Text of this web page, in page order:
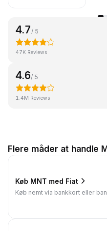
4.7 / 5
47K Reviews
4.6/ 5
1.4M Reviews
Flere måder at handle
Køb MNT med Fiat
Køb nemt via bankkort eller